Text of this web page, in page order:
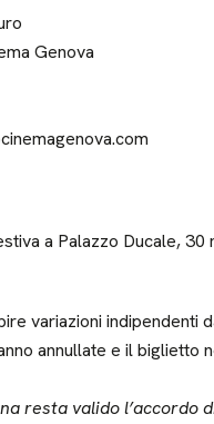
Genova
a Palazzo Ducale,
variazioni indipendenti
annullate e il biglietto
resta valido l’accordo